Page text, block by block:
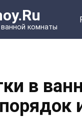
комнаты
в